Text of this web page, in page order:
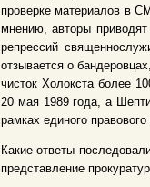
проверке материалов в
мнению, авторы
репрессий
отзывается о
чисток Холокста более
20 мая 1989 года, а
рамках единого
Какие ответы
представление